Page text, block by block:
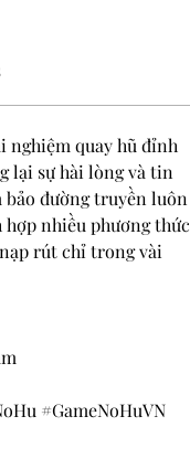
nghiệm quay hũ đỉnh
lại sự hài lòng và tin
bảo đường truyền luôn
nhiều phương thức
rút chỉ trong vài
#GameNoHuVN